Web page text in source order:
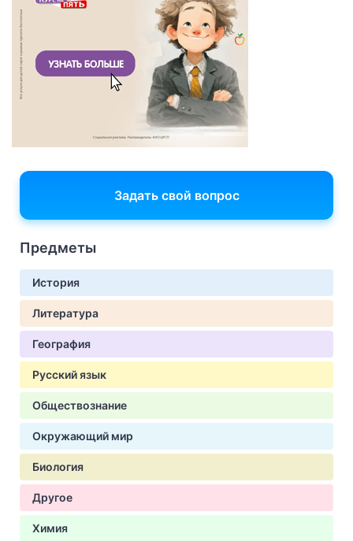
Задать свой вопрос
Предметы
История
Литература
География
Русский язык
Обществознание
Окружающий мир
Биология
Другое
Химия